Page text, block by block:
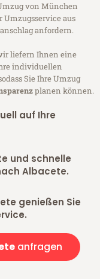
von München
Umzugsservice aus
anfordern.
liefern Ihnen eine
individuellen
Sie Ihre Umzug
planen können.
auf Ihre
und schnelle
Albacete.
genießen Sie
anfragen